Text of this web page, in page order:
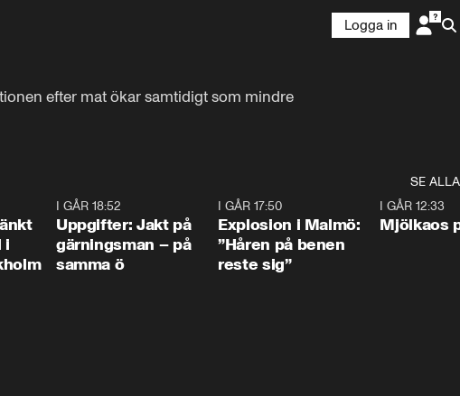
Logga in
efter mat ökar samtidigt som mindre
SE ALLA
i
I GÅR 18:52
Uppgifter: Jakt på
gärningsman – på
samma ö
I GÅR 17:50
Explosion i Malmö:
”Håren på benen
reste sig”
I GÅR 12:33
Mjölkaos